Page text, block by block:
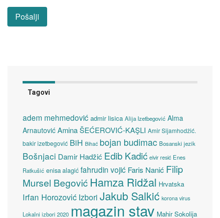
Tagovi
adem mehmedović admir lisica Alija Izetbegović Alma
Arnautović Amina ŠEĆEROVIĆ-KAŞLI Amir Sijamhodžić.
bakir izetbegović BiH Bihać bojan budimac Bosanski jezik
Bošnjaci Damir Hadžić Edib Kadić elvir resić Enes
Ratkušić enisa alagić fahrudin vojić Faris Nanić Filip
Mursel Begović Hamza Ridžal Hrvatska
Irfan Horozović Izbori Jakub Salkić korona virus
Lokalni izbori 2020 magazin stav Mahir Sokolija